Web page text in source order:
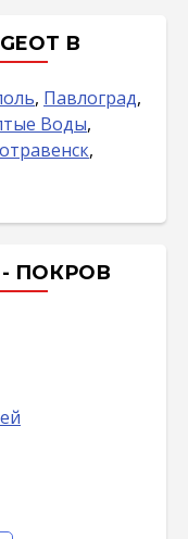
В
, Павлоград,
Воды,
,
ПОКРОВ